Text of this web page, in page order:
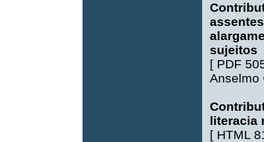
sujeitos
[ PDF
Anselmo
literacia
[ HTML